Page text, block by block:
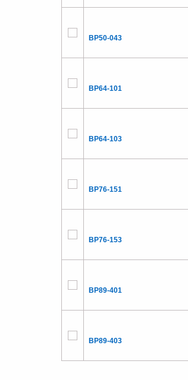
BP50-043
BP64-101
BP64-103
BP76-151
BP76-153
BP89-401
BP89-403